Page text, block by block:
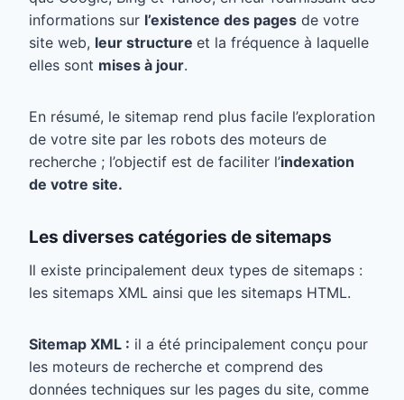
informations sur l’existence des pages de votre
site web, leur structure et la fréquence à laquelle
elles sont mises à jour.
En résumé, le sitemap rend plus facile l’exploration
de votre site par les robots des moteurs de
recherche ; l’objectif est de faciliter l’indexation
de votre site.
Les diverses catégories de sitemaps
Il existe principalement deux types de sitemaps :
les sitemaps XML ainsi que les sitemaps HTML.
Sitemap XML : il a été principalement conçu pour
les moteurs de recherche et comprend des
données techniques sur les pages du site, comme